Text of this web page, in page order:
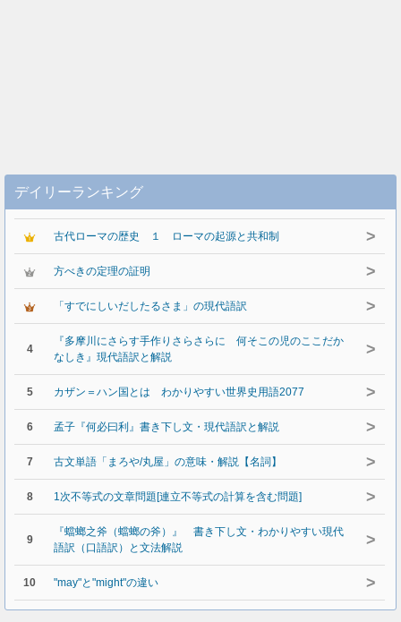
デイリーランキング
古代ローマの歴史 １ ローマの起源と共和制 >
方べきの定理の証明 >
「すでにしいだしたるさま」の現代語訳 >
4
『多摩川にさらす手作りさらさらに 何そこの児のここだか
なしき』現代語訳と解説
>
5 カザン＝ハン国とは わかりやすい世界史用語2077 >
6 孟子『何必曰利』書き下し文・現代語訳と解説 >
7 古文単語「まろや/丸屋」の意味・解説【名詞】 >
8 1次不等式の文章問題[連立不等式の計算を含む問題] >
9
『蟷螂之斧（蟷螂の斧）』 書き下し文・わかりやすい現代
語訳（口語訳）と文法解説
>
10 "may"と"might"の違い >